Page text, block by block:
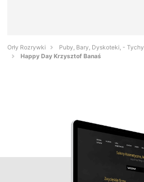
Orły Rozrywki
Puby, Bary, Dyskoteki, - Tychy
Happy Day Krzysztof Banaś